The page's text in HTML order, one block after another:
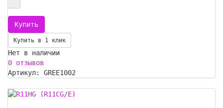
Купить в 1 клик
Нет в наличии
0 отзывов
Артикул: GREE1002